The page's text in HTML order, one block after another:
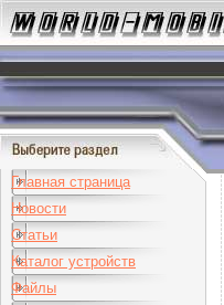
Главная страница
Новости
Статьи
Каталог устройств
Файлы